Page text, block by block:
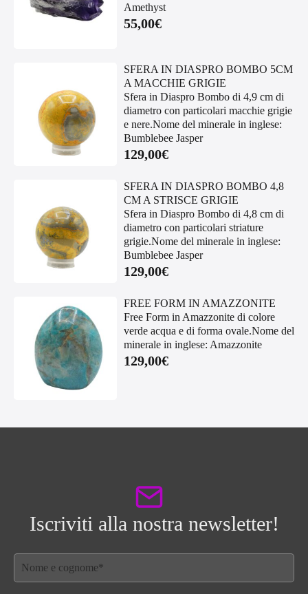
Amethyst
55,00€
SFERA IN DIASPRO BOMBO 5CM
A MACCHIE GRIGIE
Sfera in Diaspro Bombo di 4,9 cm di
diametro con particolari macchie grigie
e nere.Nome del minerale in inglese:
Bumblebee Jasper
129,00€
SFERA IN DIASPRO BOMBO 4,8
CM A STRISCE GRIGIE
Sfera in Diaspro Bombo di 4,8 cm di
diametro con particolari striature
grigie.Nome del minerale in inglese:
Bumblebee Jasper
129,00€
FREE FORM IN AMAZZONITE
Free Form in Amazzonite di colore
verde acqua e di forma ovale.Nome del
minerale in inglese: Amazzonite
129,00€
Iscriviti alla nostra newsletter!